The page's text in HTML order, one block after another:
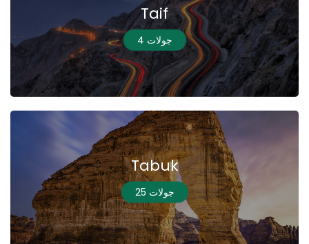
Taif
4 جولات
Tabuk
25 جولات